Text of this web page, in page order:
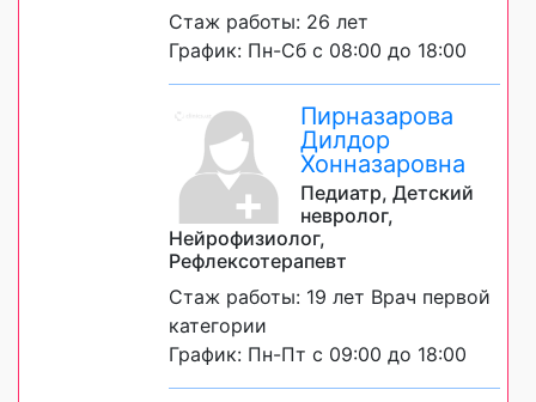
Стаж работы: 26 лет
График: Пн-Сб с 08:00 до 18:00
Пирназарова
Дилдор
Хонназаровна
Педиатр, Детский
невролог,
Нейрофизиолог,
Рефлексотерапевт
Стаж работы: 19 лет Врач первой
категории
График: Пн-Пт с 09:00 до 18:00